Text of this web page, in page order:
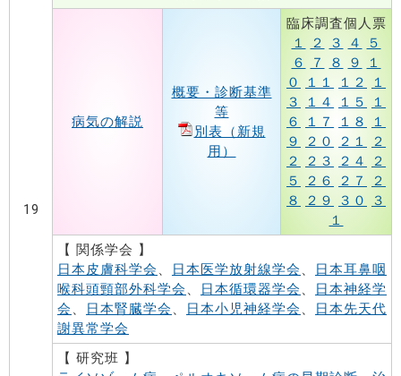
19
病気の解説
概要・診断基準
等
別表（新規
用）
臨床調査個人票
１
２ ３ ４
５
６
７ ８ ９
１
０
１１ １２
１
３
１４ １５
１
６
１７ １８
１
９
２０ ２１
２
２
２３ ２４
２
５
２６ ２７
２
８
２９ ３０
３
１
【 関係学会 】
日本皮膚科学会 、 日本医学放射線学会 、
日本耳鼻咽
喉科頭頸部外科学会 、 日本循環器学会 、
日本神経学
会 、 日本腎臓学会 、 日本小児神経学会 、
日本先天代
謝異常学会
【 研究班 】